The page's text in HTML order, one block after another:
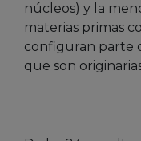
núcleos) y la
materias primas
configuran parte
que son